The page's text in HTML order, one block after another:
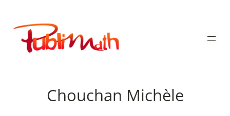
contenu
Publimath
Chouchan Michèle